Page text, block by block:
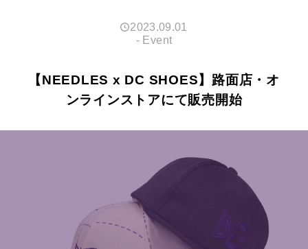
2023.09.01
- Event
【NEEDLES x DC SHOES】路面店・オ
ンラインストアにて販売開始